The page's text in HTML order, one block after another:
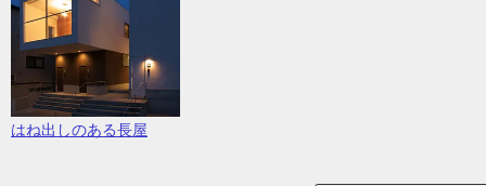
はね出しのある長屋